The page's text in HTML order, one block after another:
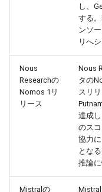
2026-06-22
2026-06-21
し、
する
ンソ
リへ
Nous
Researchの
Nomos 1リ
リース
Nous
タの
スリ
達成
のス
協力
とな
推論に
Mistralの